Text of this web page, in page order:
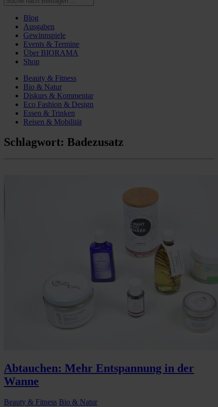
Blog
Ausgaben
Gewinnspiele
Events & Termine
Über BIORAMA
Shop
Beauty & Fitness
Bio & Natur
Diskurs & Kommentar
Eco Fashion & Design
Essen & Trinken
Reisen & Mobilität
Schlagwort: Badezusatz
Abtauchen: Mehr Entspannung in der
Wanne
Beauty & Fitness Bio & Natur